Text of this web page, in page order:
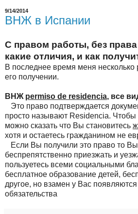
9/14/2014
ВНЖ в Испании
С правом работы, без
какие отличия, и как
В последнее время меня
его получении.
ВНЖ permiso de residencia, все
Это право подтверждается
просто называют Residencia.
можно сказать что Вы становитесь
хотя и остаетесь гражданином не
Если Вы получили это право то
беспрепятственно приезжать и
пользуетесь всеми социальными
бесплатное образование детей,
другое, но взамен у Вас
обязательства